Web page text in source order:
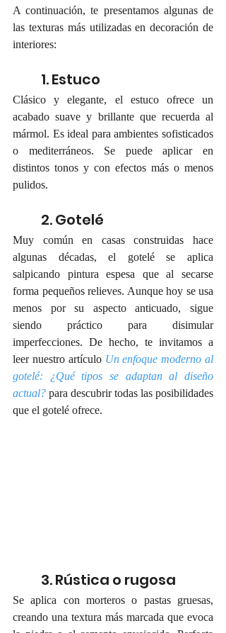
A continuación, te presentamos algunas de
las texturas más utilizadas en decoración de
interiores:
1. Estuco
Clásico y elegante, el estuco ofrece un
acabado suave y brillante que recuerda al
mármol. Es ideal para ambientes sofisticados
o mediterráneos. Se puede aplicar en
distintos tonos y con efectos más o menos
pulidos.
2. Gotelé
Muy común en casas construidas hace
algunas décadas, el gotelé se aplica
salpicando pintura espesa que al secarse
forma pequeños relieves. Aunque hoy se usa
menos por su aspecto anticuado, sigue
siendo práctico para disimular
imperfecciones. De hecho, te invitamos a
leer nuestro artículo Un enfoque moderno al
gotelé: ¿Qué tipos se adaptan al diseño
actual? para descubrir todas las posibilidades
que el gotelé ofrece.
3. Rústica o rugosa
Se aplica con morteros o pastas gruesas,
creando una textura más marcada que evoca